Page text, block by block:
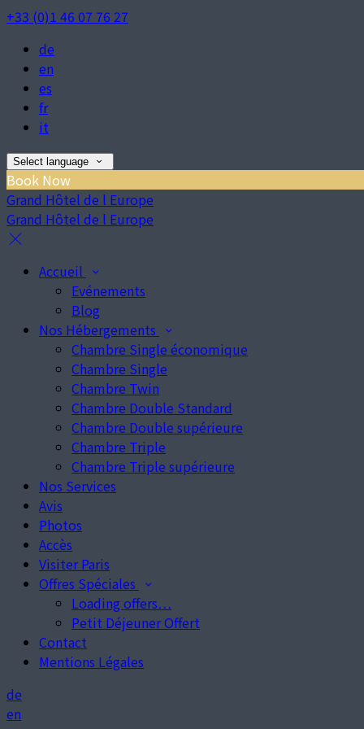
+33 (0)1 46 07 76 27
de
en
es
fr
it
Select language
Book Now
Grand Hôtel de l Europe
Grand Hôtel de l Europe
Accueil
Evénements
Blog
Nos Hébergements
Chambre Single économique
Chambre Single
Chambre Twin
Chambre Double Standard
Chambre Double supérieure
Chambre Triple
Chambre Triple supérieure
Nos Services
Avis
Photos
Accès
Visiter Paris
Offres Spéciales
Loading offers…
Petit Déjeuner Offert
Contact
Mentions Légales
de
en